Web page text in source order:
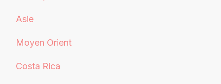
Asie
Moyen Orient
Costa Rica